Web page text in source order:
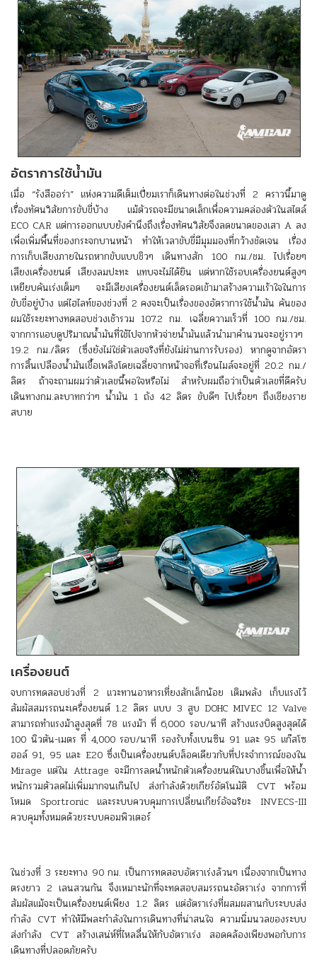
อัตราการใช้น้ำมัน
เมื่อ “รังสีออร่า” แห่งความดีเต็มเปี่ยมเราก็เดินทางต่อในช่วงที่ 2 คราวนี้มาดู
เรื่องทัศนวิสัยการขับขี่บ้าง แม้ตัวรถจะมีขนาดเล็กเพื่อความคล่องตัวในสไตล์
ECO CAR แต่การออกแบบยังคำนึงถึงเรื่องทัศนวิสัยจึงลดขนาดของเสา A ลง
เพื่อเพิ่มพื้นที่ของกระจกบานหน้า ทำให้เวลาขับขี่มีมุมมองที่กว้างชัดเจน เรื่อง
การเก็บเสียงภายในรถหากขับแบบชิวๆ เดินทางสัก 100 กม./ชม. ไปเรื่อยๆ
เสียงเครื่องยนต์ เสียงลมปะทะ แทบจะไม่ได้ยิน แต่หากใช้รอบเครื่องยนต์สูงๆ
เหยียบคันเร่งเต็มๆ จะมีเสียงเครื่องยนต์เล็ดรอดเข้ามาสร้างความเร้าใจในการ
ขับขี่อยู่บ้าง แต่ไฮไลท์ของช่วงที่ 2 คงจะเป็นเรื่องของอัตราการใช้น้ำมัน คันของ
ผมใช้ระยะทางทดสอบช่วงเช้ารวม 107.2 กม. เฉลี่ยความเร็วที่ 100 กม./ชม.
จากการแอบดูปริมาณน้ำมันที่ใช้ไปจากหัวจ่ายน้ำมันแล้วนำมาคำนวนจะอยู่ราวๆ
19.2 กม./ลิตร (ซึ่งยังไม่ใช่ตัวเลขจริงที่ยังไม่ผ่านการรับรอง) หากดูจากอัตรา
การสิ้นเปลืองน้ำมันเชื้อเพลิงโดยเฉลี่ยจากหน้าจอที่เรือนไมล์จะอยู่ที่ 20.2 กม./
ลิตร ถ้าจะถามผมว่าตัวเลขนี้พอใจหรือไม่ สำหรับผมถือว่าเป็นตัวเลขที่ดีครับ
เดินทางกม.ละบาทกว่าๆ น้ำมัน 1 ถัง 42 ลิตร ขับดีๆ ไปเรื่อยๆ ถึงเชียงราย
สบาย
เครื่องยนต์
จบการทดสอบช่วงที่ 2 แวะทานอาหารเที่ยงสักเล็กน้อย เติมพลัง เก็บแรงไว้
สัมผัสสมรรถนะเครื่องยนต์ 1.2 ลิตร แบบ 3 สูบ DOHC MIVEC 12 Valve
สามารถทำแรงม้าสูงสุดที่ 78 แรงม้า ที่ 6,000 รอบ/นาที สร้างแรงบิดสูงสุดได้
100 นิวตัน-เมตร ที่ 4,000 รอบ/นาที รองรับทั้งเบนซิน 91 และ 95 แก๊สโซ
ฮอล์ 91, 95 และ E20 ซึ่งเป็นเครื่องยนต์บล็อคเดียวกับที่ประจำการณ์ของใน
Mirage แต่ใน Attrage จะมีการลดน้ำหนักตัวเครื่องยนต์ในบางชิ้นเพื่อให้น้ำ
หนักรวมตัวลดไม่เพิ่มมากจนเกินไป ส่งกำลังด้วยเกียร์อัตโนมัติ CVT พร้อม
โหมด Sportronic และระบบควบคุมการเปลี่ยนเกียร์อัจฉริยะ INVECS-III
ควบคุมทั้งหมดด้วยระบบคอมพิวเตอร์
ในช่วงที่ 3 ระยะทาง 90 กม. เป็นการทดสอบอัตราเร่งล้วนๆ เนื่องจากเป็นทาง
ตรงยาว 2 เลนสวนกัน จึงเหมาะนักที่จะทดสอบสมรรถนะอัตราเร่ง จากการที่
สัมผัสแม้จะเป็นเครื่องยนต์เพียง 1.2 ลิตร แต่อัตราเร่งที่ผสมผสานกับระบบส่ง
กำลัง CVT ทำให้มีพละกำลังในการเดินทางที่น่าสนใจ ความนิ่มนวลของระบบ
ส่งกำลัง CVT สร้างเสน่ห์ที่ไหลลื่นให้กับอัตราเร่ง สอดคล้องเพียงพอกับการ
เดินทางที่ปลอดภัยครับ